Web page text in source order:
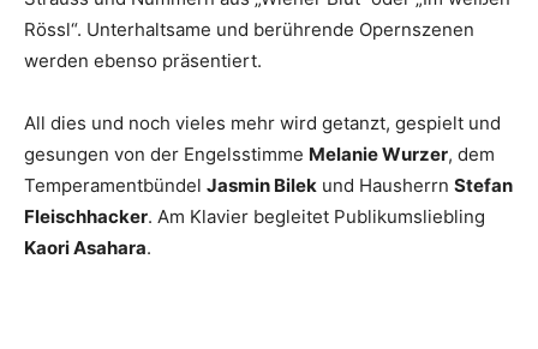
Rössl“. Unterhaltsame und berührende Opernszenen
werden ebenso präsentiert.
All dies und noch vieles mehr wird getanzt, gespielt und
gesungen von der Engelsstimme Melanie Wurzer, dem
Temperamentbündel Jasmin Bilek und Hausherrn Stefan
Fleischhacker. Am Klavier begleitet Publikumsliebling
Kaori Asahara.